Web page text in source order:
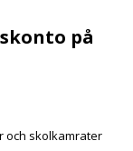
på
och skolkamrater